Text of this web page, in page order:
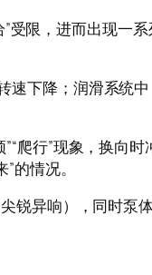
受限，进而出现一
速下降；润滑系统
爬行”现象，换向
的情况。
锐异响），同时泵